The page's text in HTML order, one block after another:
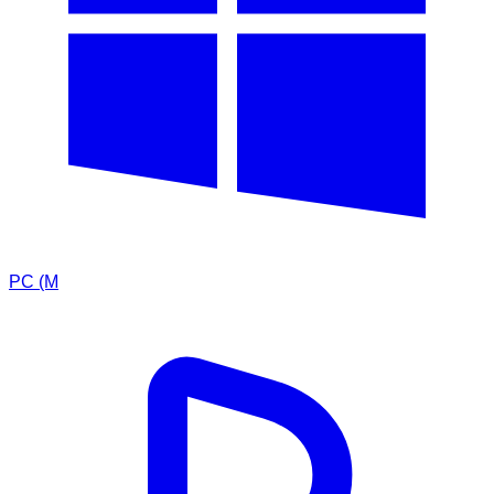
PC (M